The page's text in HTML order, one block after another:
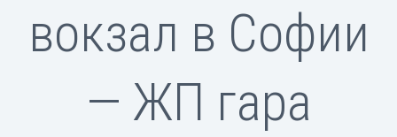
вокзал в Софии
— ЖП гара